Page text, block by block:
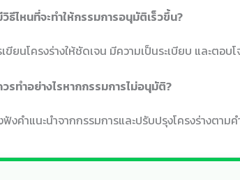
วิธีไหนที่จะทำให้กรรมการอนุมัติเร็วขึ้น?
ขียนโครงร่างให้ชัดเจน มีความเป็นระเบียบ และต
วรทำอย่างไรหากกรรมการไม่อนุมัติ?
ฟังคำแนะนำจากกรรมการและปรับปรุงโครงร่างตา